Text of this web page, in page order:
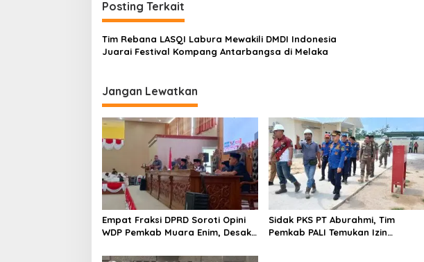
i
g
a
i
p
o
s
Posting Terkait
Tim Rebana LASQI Labura Mewakili DMDI Indonesia
Juarai Festival Kompang Antarbangsa di Melaka
Jangan Lewatkan
Empat Fraksi DPRD Soroti Opini
WDP Pemkab Muara Enim, Desak
Sidak PKS PT Aburahmi, Tim
Pemkab PALI Temukan Izin